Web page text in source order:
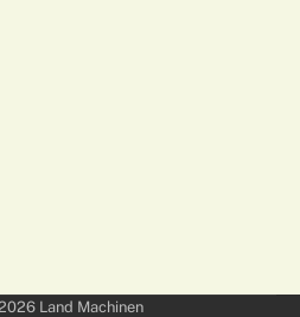
Land Machinen